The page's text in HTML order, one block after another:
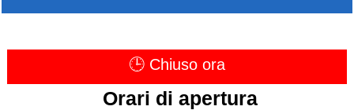
🕒 Chiuso ora
Orari di apertura